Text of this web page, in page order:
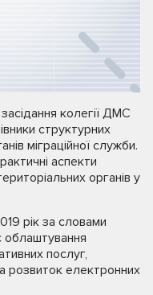
колегії ДМС
структурних
міграційної служби.
аспекти
органів у
рік за словами
послуг,
розвиток електронних